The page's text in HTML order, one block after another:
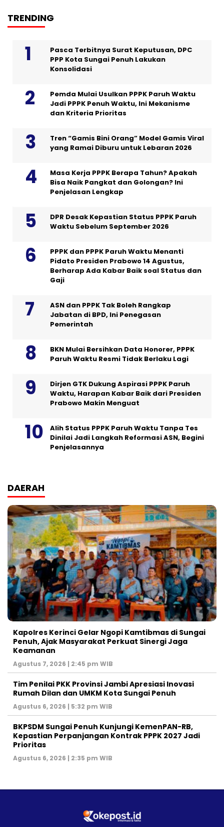
TRENDING
Pasca Terbitnya Surat Keputusan, DPC
PPP Kota Sungai Penuh Lakukan
Konsolidasi
Pemda Mulai Usulkan PPPK Paruh Waktu
Jadi PPPK Penuh Waktu, Ini Mekanisme
dan Kriteria Prioritas
Tren “Gamis Bini Orang” Model Gamis Viral
yang Ramai Diburu untuk Lebaran 2026
Masa Kerja PPPK Berapa Tahun? Apakah
Bisa Naik Pangkat dan Golongan? Ini
Penjelasan Lengkap
DPR Desak Kepastian Status PPPK Paruh
Waktu Sebelum September 2026
PPPK dan PPPK Paruh Waktu Menanti
Pidato Presiden Prabowo 14 Agustus,
Berharap Ada Kabar Baik soal Status dan
Gaji
ASN dan PPPK Tak Boleh Rangkap
Jabatan di BPD, Ini Penegasan
Pemerintah
BKN Mulai Bersihkan Data Honorer, PPPK
Paruh Waktu Resmi Tidak Berlaku Lagi
Dirjen GTK Dukung Aspirasi PPPK Paruh
Waktu, Harapan Kabar Baik dari Presiden
Prabowo Makin Menguat
Alih Status PPPK Paruh Waktu Tanpa Tes
Dinilai Jadi Langkah Reformasi ASN, Begini
Penjelasannya
DAERAH
Kapolres Kerinci Gelar Ngopi Kamtibmas di Sungai
Penuh, Ajak Masyarakat Perkuat Sinergi Jaga
Keamanan
Agustus 7, 2026 | 2:45 pm WIB
Tim Penilai PKK Provinsi Jambi Apresiasi Inovasi
Rumah Dilan dan UMKM Kota Sungai Penuh
Agustus 6, 2026 | 5:32 pm WIB
BKPSDM Sungai Penuh Kunjungi KemenPAN-RB,
Kepastian Perpanjangan Kontrak PPPK 2027 Jadi
Prioritas
Agustus 6, 2026 | 2:35 pm WIB